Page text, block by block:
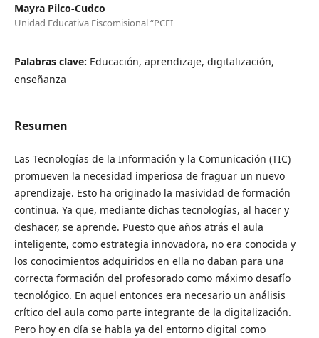
Mayra Pilco-Cudco
Unidad Educativa Fiscomisional “PCEI
Palabras clave: Educación, aprendizaje, digitalización,
enseñanza
Resumen
Las Tecnologías de la Información y la Comunicación (TIC)
promueven la necesidad imperiosa de fraguar un nuevo
aprendizaje. Esto ha originado la masividad de formación
continua. Ya que, mediante dichas tecnologías, al hacer y
deshacer, se aprende. Puesto que años atrás el aula
inteligente, como estrategia innovadora, no era conocida y
los conocimientos adquiridos en ella no daban para una
correcta formación del profesorado como máximo desafío
tecnológico. En aquel entonces era necesario un análisis
crítico del aula como parte integrante de la digitalización.
Pero hoy en día se habla ya del entorno digital como